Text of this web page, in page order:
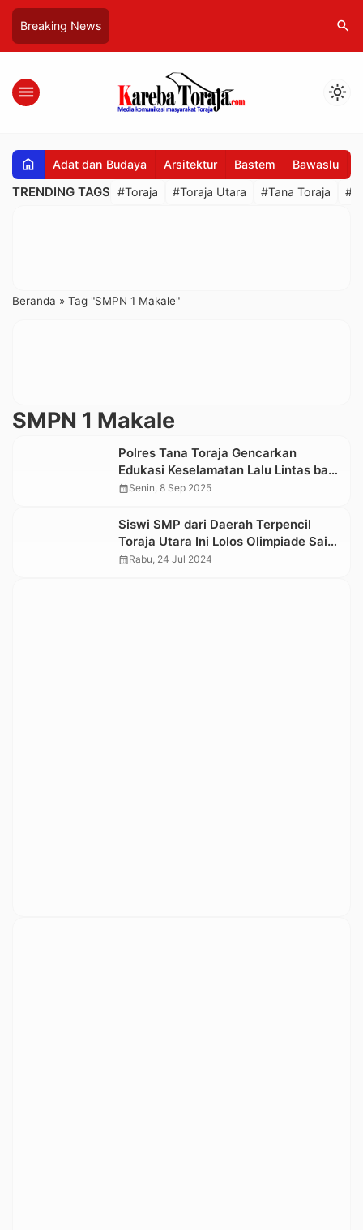
Breaking News search
menu light_mode
home Adat dan Budaya Arsitektur Bastem Bawaslu
TRENDING TAGS #Toraja #Toraja Utara #Tana Toraja
Beranda » Tag "SMPN 1 Makale"
SMPN 1 Makale
Polres Tana Toraja Gencarkan
Edukasi Keselamatan Lalu Lintas bagi
Anak Sekolah Lewat Program “Police
calendar_monthSenin, 8 Sep 2025
Siswi SMP dari Daerah Terpencil
Toraja Utara Ini Lolos Olimpiade Sains
Nasional Tahun 2024
calendar_monthRabu, 24 Jul 2024